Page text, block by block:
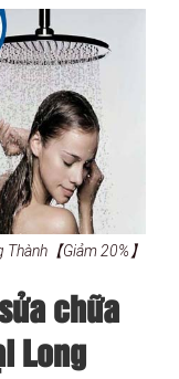
【Giảm 20%】
chữa
Long